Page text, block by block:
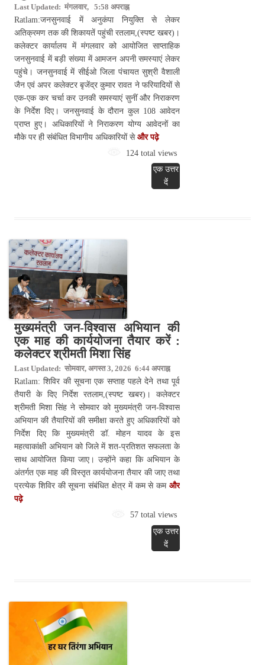
Last Updated: मंगलवार, 5:58 अपराह्न
Ratlam:जनसुनवाई में अनुकंपा नियुक्ति से लेकर
अतिक्रमण तक की शिकायतें पहुंची रतलाम,(स्पष्ट खबर)।
कलेक्टर कार्यालय में मंगलवार को आयोजित साप्ताहिक
जनसुनवाई में बड़ी संख्या में आमजन अपनी समस्याएं लेकर
पहुंचे। जनसुनवाई में सीईओ जिला पंचायत सुश्री वैशाली
जैन एवं अपर कलेक्टर बृजेंद्र कुमार रावत ने फरियादियों से
एक-एक कर चर्चा कर उनकी समस्याएं सुनीं और निराकरण
के निर्देश दिए। जनसुनवाई के दौरान कुल 108 आवेदन
प्राप्त हुए। अधिकारियों ने निराकरण योग्य आवेदनों का
मौके पर ही संबंधित विभागीय अधिकारियों से और पढ़े
124 total views
एक उत्तर
दें
मुख्यमंत्री जन-विश्वास अभियान की
एक माह की कार्ययोजना तैयार करें :
कलेक्टर श्रीमती मिशा सिंह
Last Updated: सोमवार, अगस्त 3, 2026 6:44 अपराह्न
Ratlam: शिविर की सूचना एक सप्ताह पहले देने तथा पूर्व
तैयारी के दिए निर्देश रतलाम,(स्पष्ट खबर)। कलेक्टर
श्रीमती मिशा सिंह ने सोमवार को मुख्यमंत्री जन-विश्वास
अभियान की तैयारियों की समीक्षा करते हुए अधिकारियों को
निर्देश दिए कि मुख्यमंत्री डॉ. मोहन यादव के इस
महत्वाकांक्षी अभियान को जिले में शत-प्रतिशत सफलता के
साथ आयोजित किया जाए। उन्होंने कहा कि अभियान के
अंतर्गत एक माह की विस्तृत कार्ययोजना तैयार की जाए तथा
प्रत्येक शिविर की सूचना संबंधित क्षेत्र में कम से कम और
पढ़े
57 total views
एक उत्तर
दें